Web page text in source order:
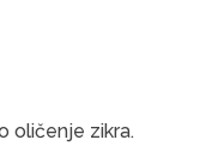
oličenje zikra.